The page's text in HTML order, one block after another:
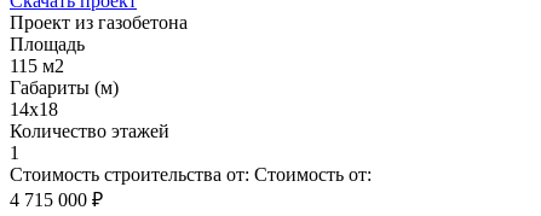
Проект из газобетона
Площадь
115 м2
Габариты (м)
14x18
Количество этажей
1
Стоимость строительства от: Стоимость от:
4 715 000 ₽